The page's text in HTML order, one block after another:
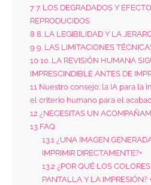
77. LOS DEGRADADOS Y
REPRODUCIDOS
8 8. LA LEGIBILIDAD Y LA
9 9. LAS LIMITACIONES
1010. LA REVISIÓN HUMANA
IMPRESCINDIBLE ANTES DE
11 Nuestro consejo: la IA para la
el criterio humano para el
12¿NECESITAS UN
13 FAQ
13.1¿UNA IMAGEN
IMPRIMIR DIRECTAMENTE?+
13.2¿POR QUÉ LOS
PANTALLA Y LA IMPRESIÓN?